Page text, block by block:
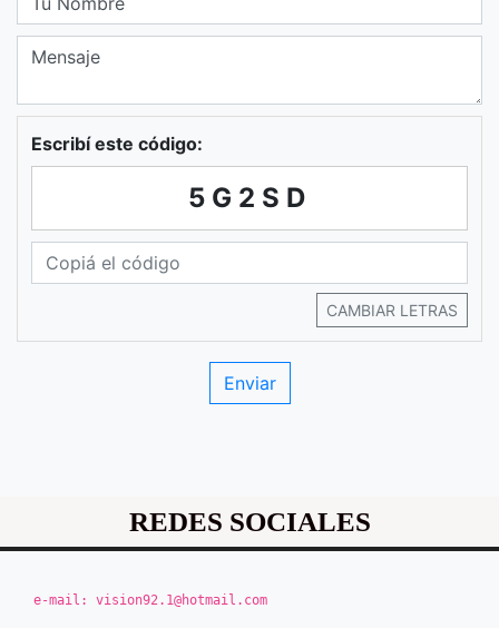
Escribí este código:
5G2SD
CAMBIAR LETRAS
REDES SOCIALES
e-mail: vision92.1@hotmail.com